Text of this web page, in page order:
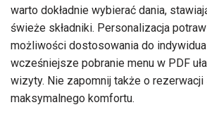
warto dokładnie wybierać dania,
świeże składniki. Personalizacja
możliwości dostosowania do
wcześniejsze pobranie menu w PDF
wizyty. Nie zapomnij także o
maksymalnego komfortu.